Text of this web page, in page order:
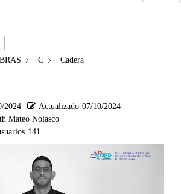
C Cadera
2024 Actualizado 07/10/2024
Mateo Nolasco
141